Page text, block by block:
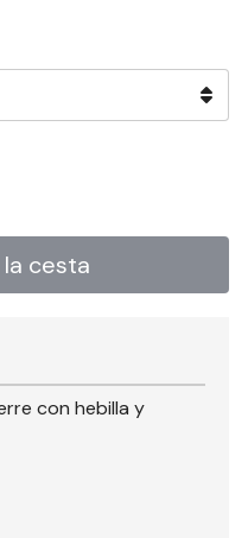
cesta
con hebilla y